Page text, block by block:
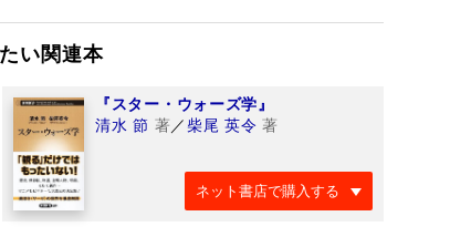
い関連本
『スター・ウォーズ学』
清水 節 著／柴尾 英令 著
ネット書店で購入する